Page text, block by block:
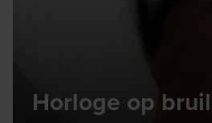
Horloge op